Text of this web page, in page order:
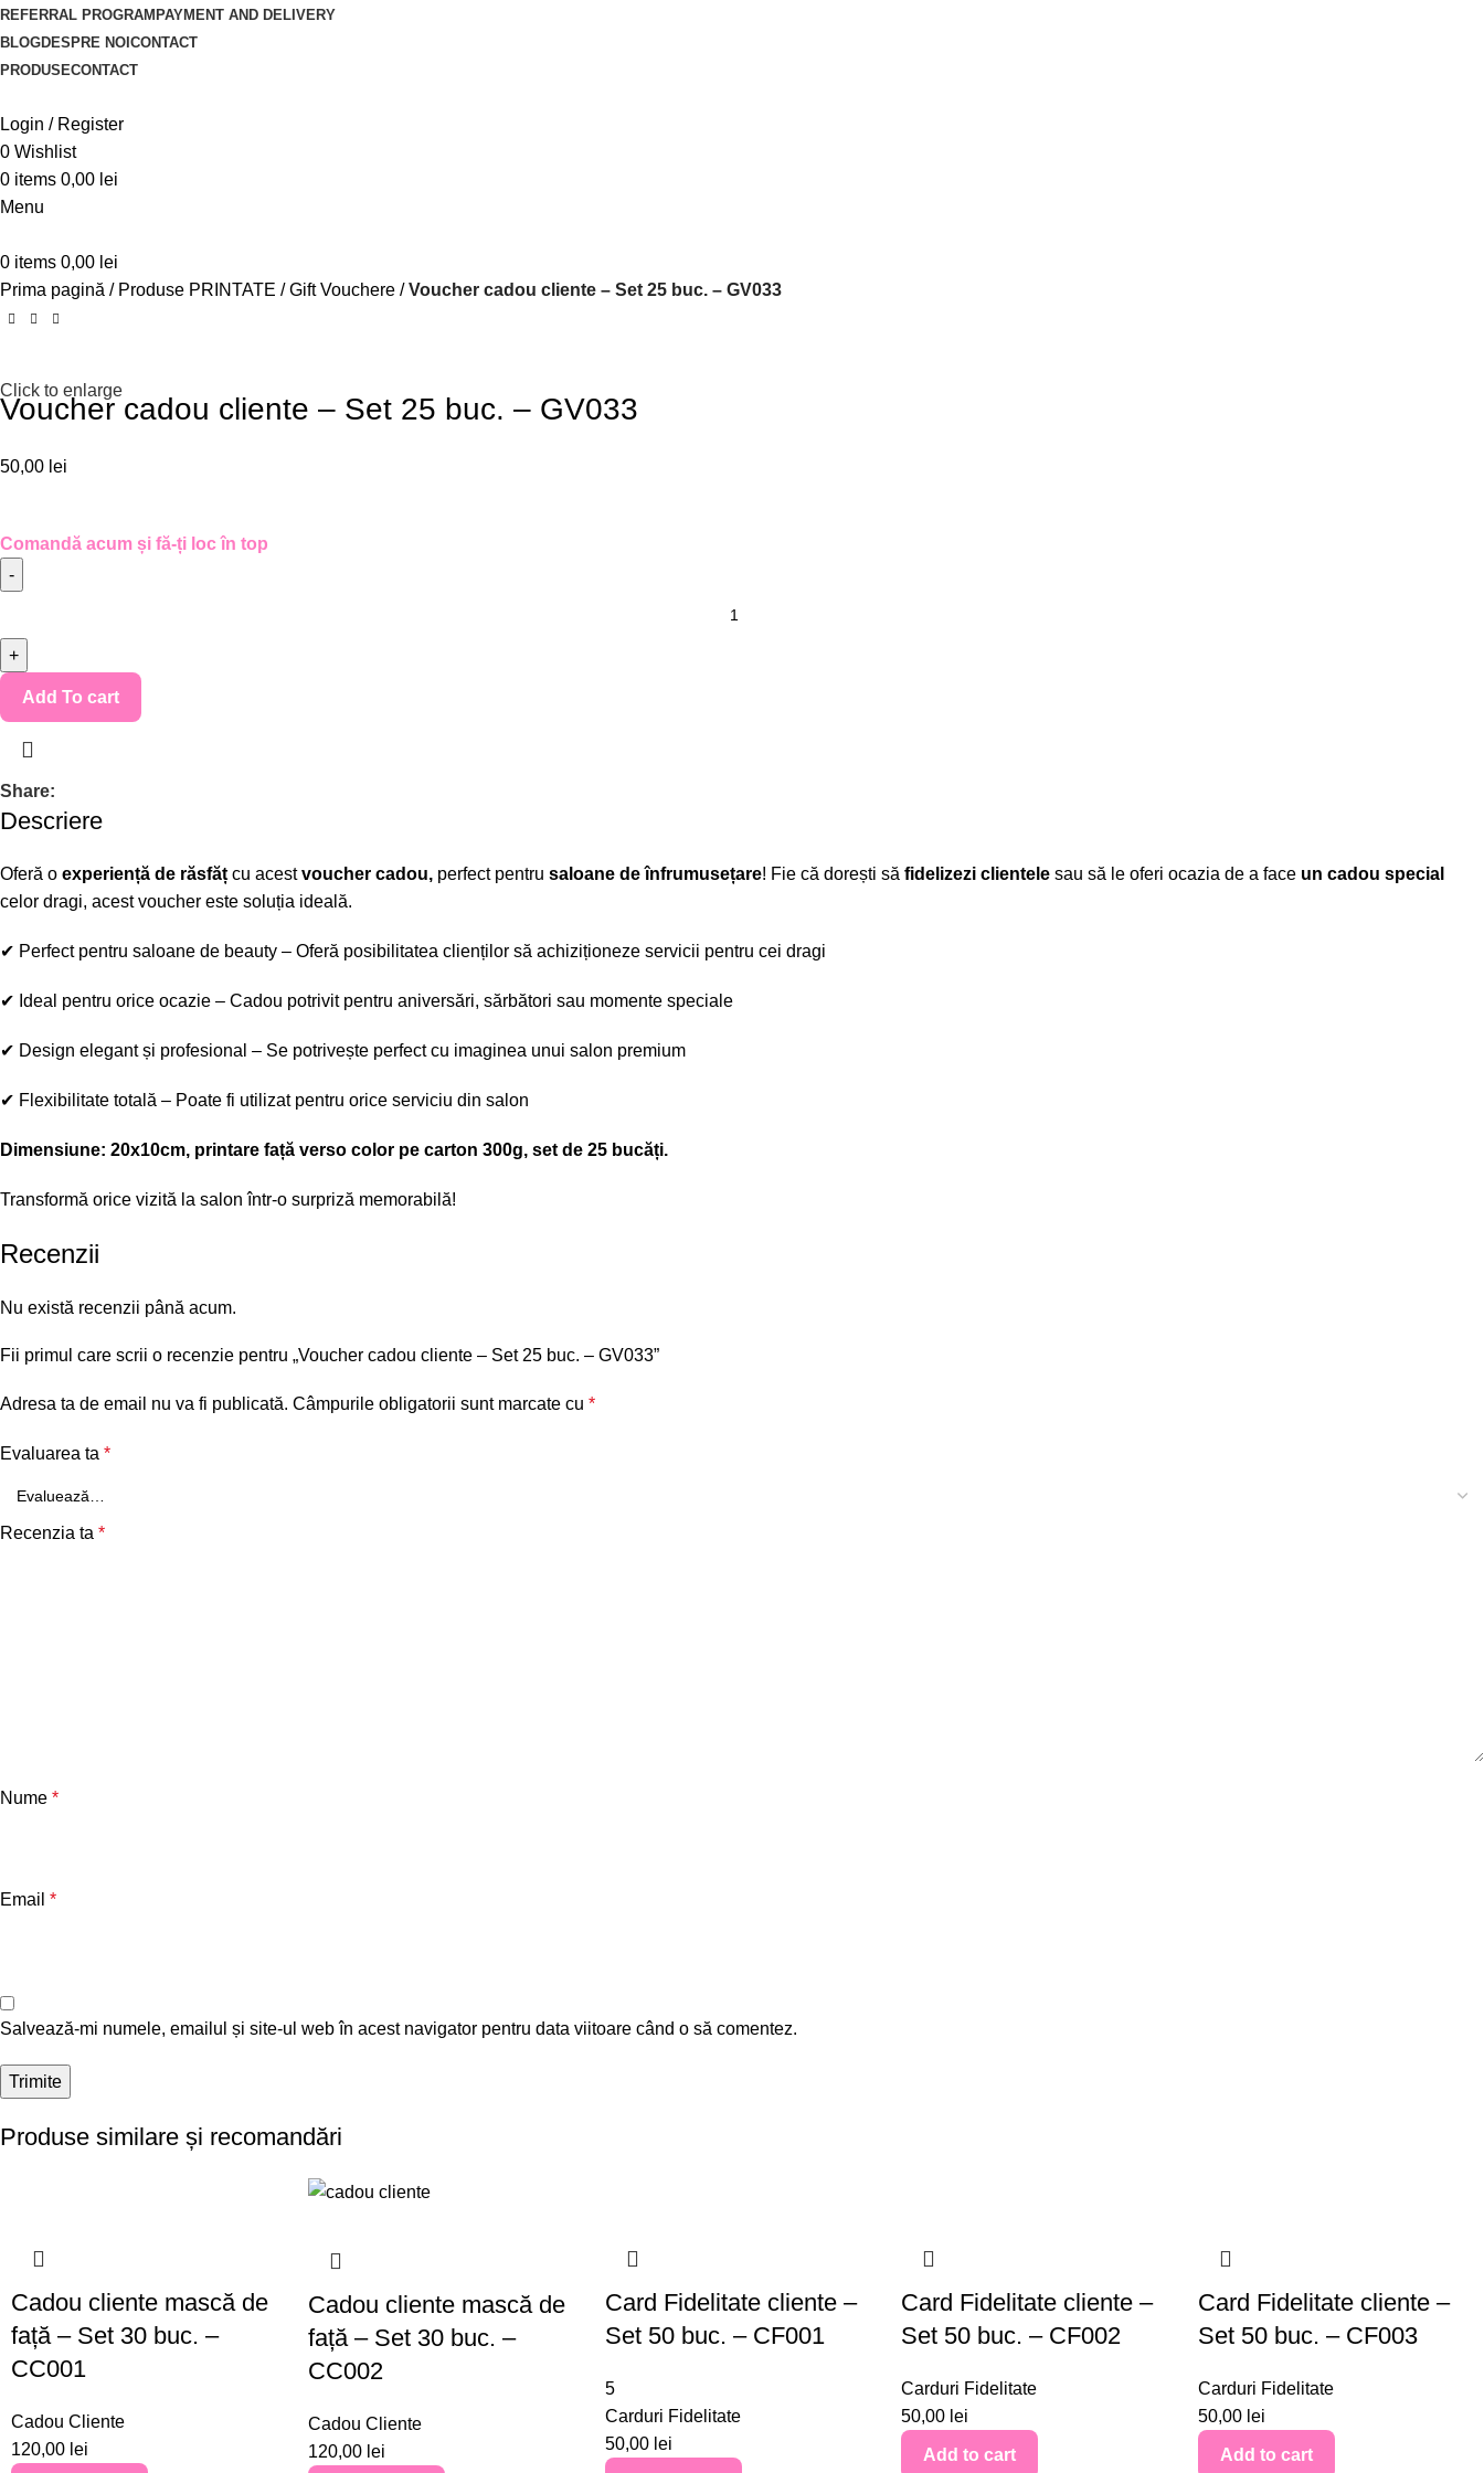
REFERRAL PROGRAM PAYMENT AND DELIVERY
BLOGDESPRE NOI CONTACT
PRODUSECONTACT
Login / Register
0 Wishlist
0 items 0,00 lei
Menu
0 items 0,00 lei
Prima pagină
Produse PRINTATE Gift Vouchere Voucher cadou cliente – Set 25 buc. – GV033
Click to enlarge
Voucher cadou cliente – Set 25 buc. – GV033
50,00 lei
Comandă acum și fă-ți loc în top
Add To cart
Share:
Descriere
Oferă o experiență de răsfăț cu acestvoucher cadou, perfect pentru saloane de înfrumusețare! Fie că dorești să fidelizezi clientele sau să le oferi ocazia de a face un cadou special
celor dragi, acest voucher este soluția ideală.
✔ Perfect pentru saloane de beauty – Oferă posibilitatea clienților să achiziționeze servicii pentru cei dragi
✔ Ideal pentru orice ocazie – Cadou potrivit pentru aniversări, sărbători sau momente speciale
✔ Design elegant și profesional – Se potrivește perfect cu imaginea unui salon premium
✔ Flexibilitate totală – Poate fi utilizat pentru orice serviciu din salon
Dimensiune: 20x10cm, printare față verso color pe carton 300g, set de 25 bucăți.
Transformă orice vizită la salon într-o surpriză memorabilă!
Recenzii
Nu există recenzii până acum.
Fii primul care scrii o recenzie pentru „Voucher cadou cliente – Set 25 buc. – GV033”
Adresa ta de email nu va fi publicată. Câmpurile obligatorii sunt marcate cu *
Evaluarea ta *
Recenzia ta *
Nume *
Email *
Salvează-mi numele, emailul și site-ul web în acest navigator pentru data viitoare când o să comentez.
Produse similare și recomandări
Cadou cliente mască de
față – Set 30 buc. –
CC001
Cadou Cliente
120,00 lei
Cadou cliente mască de
față – Set 30 buc. –
CC002
Cadou Cliente
120,00 lei
Card Fidelitate cliente –
Set 50 buc. – CF001
5
Carduri Fidelitate
50,00 lei
Card Fidelitate cliente –
Set 50 buc. – CF002
Carduri Fidelitate
50,00 lei
Add to cart
Card Fidelitate cliente –
Set 50 buc. – CF003
Carduri Fidelitate
50,00 lei
Add to cart